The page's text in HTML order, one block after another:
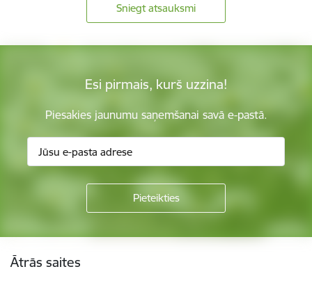
Sniegt atsauksmi
Esi pirmais, kurš uzzina!
Piesakies jaunumu saņemšanai savā e-pastā.
Ātrās saites